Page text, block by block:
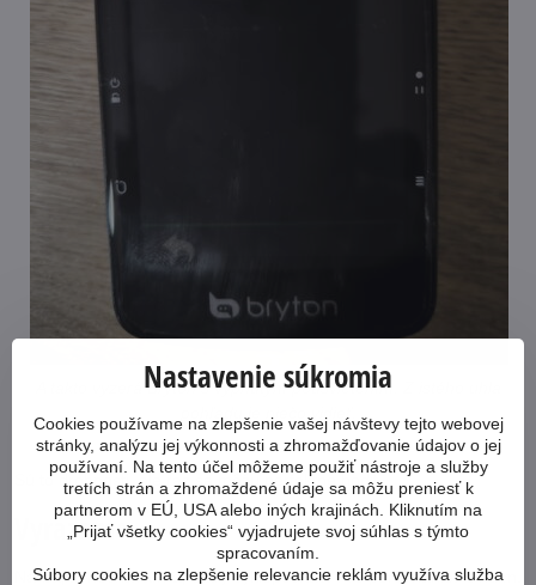
A takto vyzerá Bryton s vypnutým podsvietením. Z istého uhla
Sú to drobnosti, ale raz sa môžu perfektne hodiť.
Vyrážame
Na bajku nechávam aj starý cyklopočítač. Pre porovnanie. Uvidím,
Nastavenie súkromia
Cookies používame na zlepšenie vašej návštevy tejto webovej
stránky, analýzu jej výkonnosti a zhromažďovanie údajov o jej
používaní. Na tento účel môžeme použiť nástroje a služby
tretích strán a zhromaždené údaje sa môžu preniesť k
partnerom v EÚ, USA alebo iných krajinách. Kliknutím na
„Prijať všetky cookies“ vyjadrujete svoj súhlas s týmto
spracovaním.
Súbory cookies na zlepšenie relevancie reklám využíva služba